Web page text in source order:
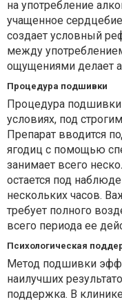
на употребление
учащенное
создает условный
между
ощущениями делает
Процедура подшивки
Процедура
условиях, под
Препарат вводится
ягодиц с помощью
занимает всего
остается под
нескольких часов.
требует полного
всего периода ее
Психологическая
Метод подшивки
наилучших
поддержка. В